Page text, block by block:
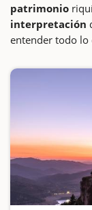
patrimonio
interpretación
entender todo lo